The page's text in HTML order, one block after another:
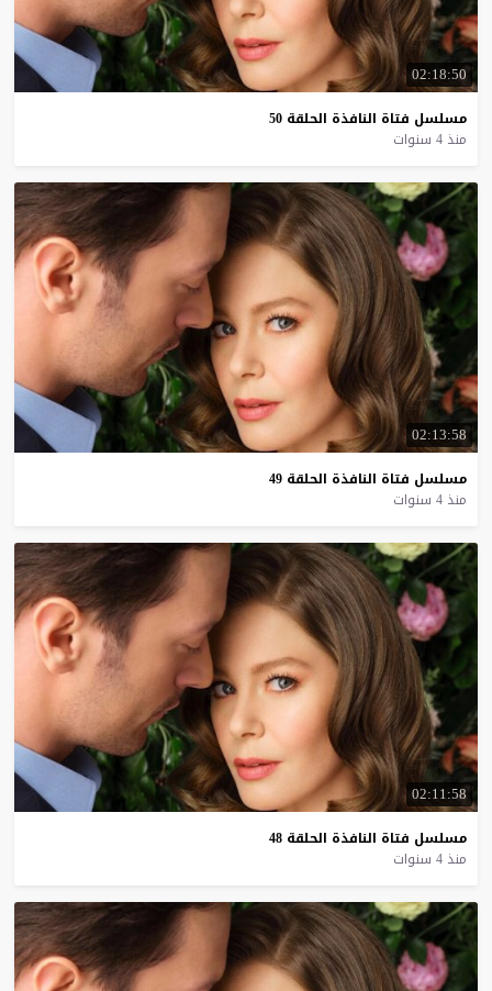
02:18:50
مسلسل فتاة النافذة الحلقة 50
منذ 4 سنوات
02:13:58
مسلسل فتاة النافذة الحلقة 49
منذ 4 سنوات
02:11:58
مسلسل فتاة النافذة الحلقة 48
منذ 4 سنوات